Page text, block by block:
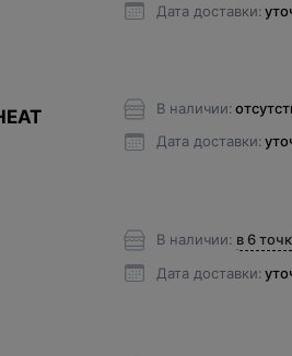
Дата доставки:
В наличии:
Дата доставки:
В наличии: в 6
Дата доставки: